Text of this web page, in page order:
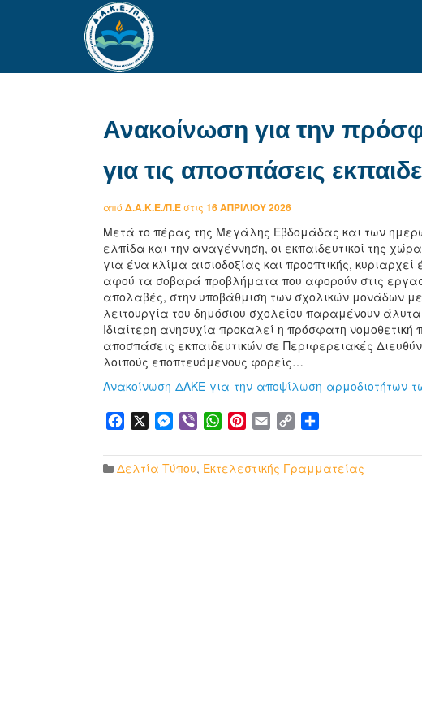
Ανακοίνωση για την
για τις αποσπάσεις
από Δ.Α.Κ.Ε./Π.Εστις 16 ΑΠΡΙΛΊΟΥ 2026
Μετά το πέρας της Μεγάλης Εβδομάδας και των
ελπίδα και την αναγέννηση, οι εκπαιδευτικοί της
για ένα κλίμα αισιοδοξίας και προοπτικής,
αφού τα σοβαρά προβλήματα που αφορούν στις
απολαβές, στην υποβάθμιση των σχολικών μονάδων
λειτουργία του δημόσιου σχολείου παραμένουν
Ιδιαίτερη ανησυχία προκαλεί η πρόσφατη
αποσπάσεις εκπαιδευτικών σε Περιφερειακές
λοιπούς εποπτευόμενους φορείς…
Ανακοίνωση-ΔΑΚΕ-για-την-αποψίλωση-αρμοδιοτήτων-
Facebook Messenger
Viber WhatsApp
Pinterest
Email Copy
Δελτία Τύπου, Εκτελεστικής Γραμματείας